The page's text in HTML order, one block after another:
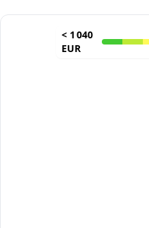
< 1 040
EUR